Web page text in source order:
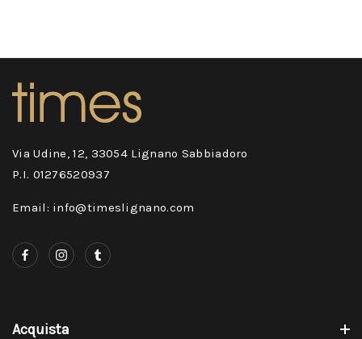
Via Udine, 12, 33054 Lignano Sabbiadoro
P.I. 01276520937
Email: info@timeslignano.com
Acquista